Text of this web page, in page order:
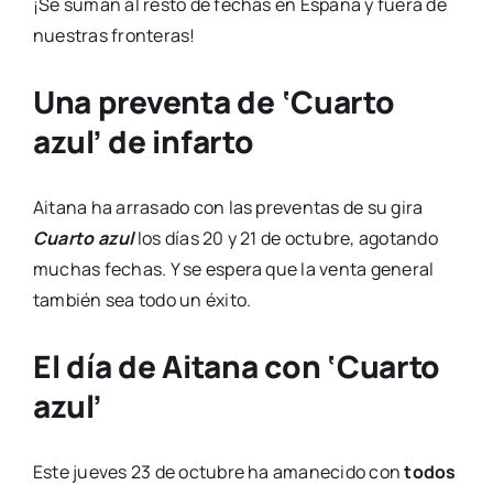
nuestras fronteras!
Una preventa de ‘Cuarto
azul’ de infarto
Aitana ha arrasado con las preventas de su gira
Cuarto azullos días 20 y 21 de octubre, agotando
muchas fechas. Y se espera que la venta general
también sea todo un éxito.
El día de Aitana con ‘Cuarto
azul’
Este jueves 23 de octubre ha amanecido contodos